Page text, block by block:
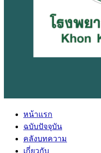
หน้าแรก
ฉบับปัจจุบัน
คลังบทความ
เกี่ยวกับ